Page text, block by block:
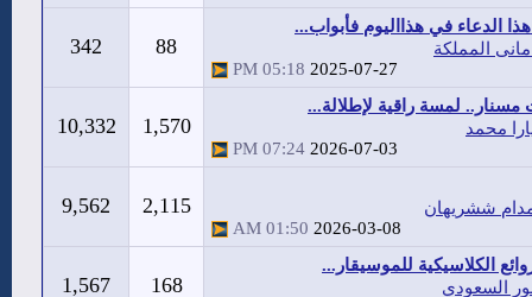
الدعاء في هذااليوم فأبواب...
المملكة
2025-07-27
05:18 PM
88
342
مسنار.. لمسة راقية لإطلالة...
محمد
2026-07-03
07:24 PM
1,570
10,332
ششريهان
2026-03-08
01:50 AM
2,115
9,562
الكلاسيكية للموسيقار...
السعودي
168
1,567